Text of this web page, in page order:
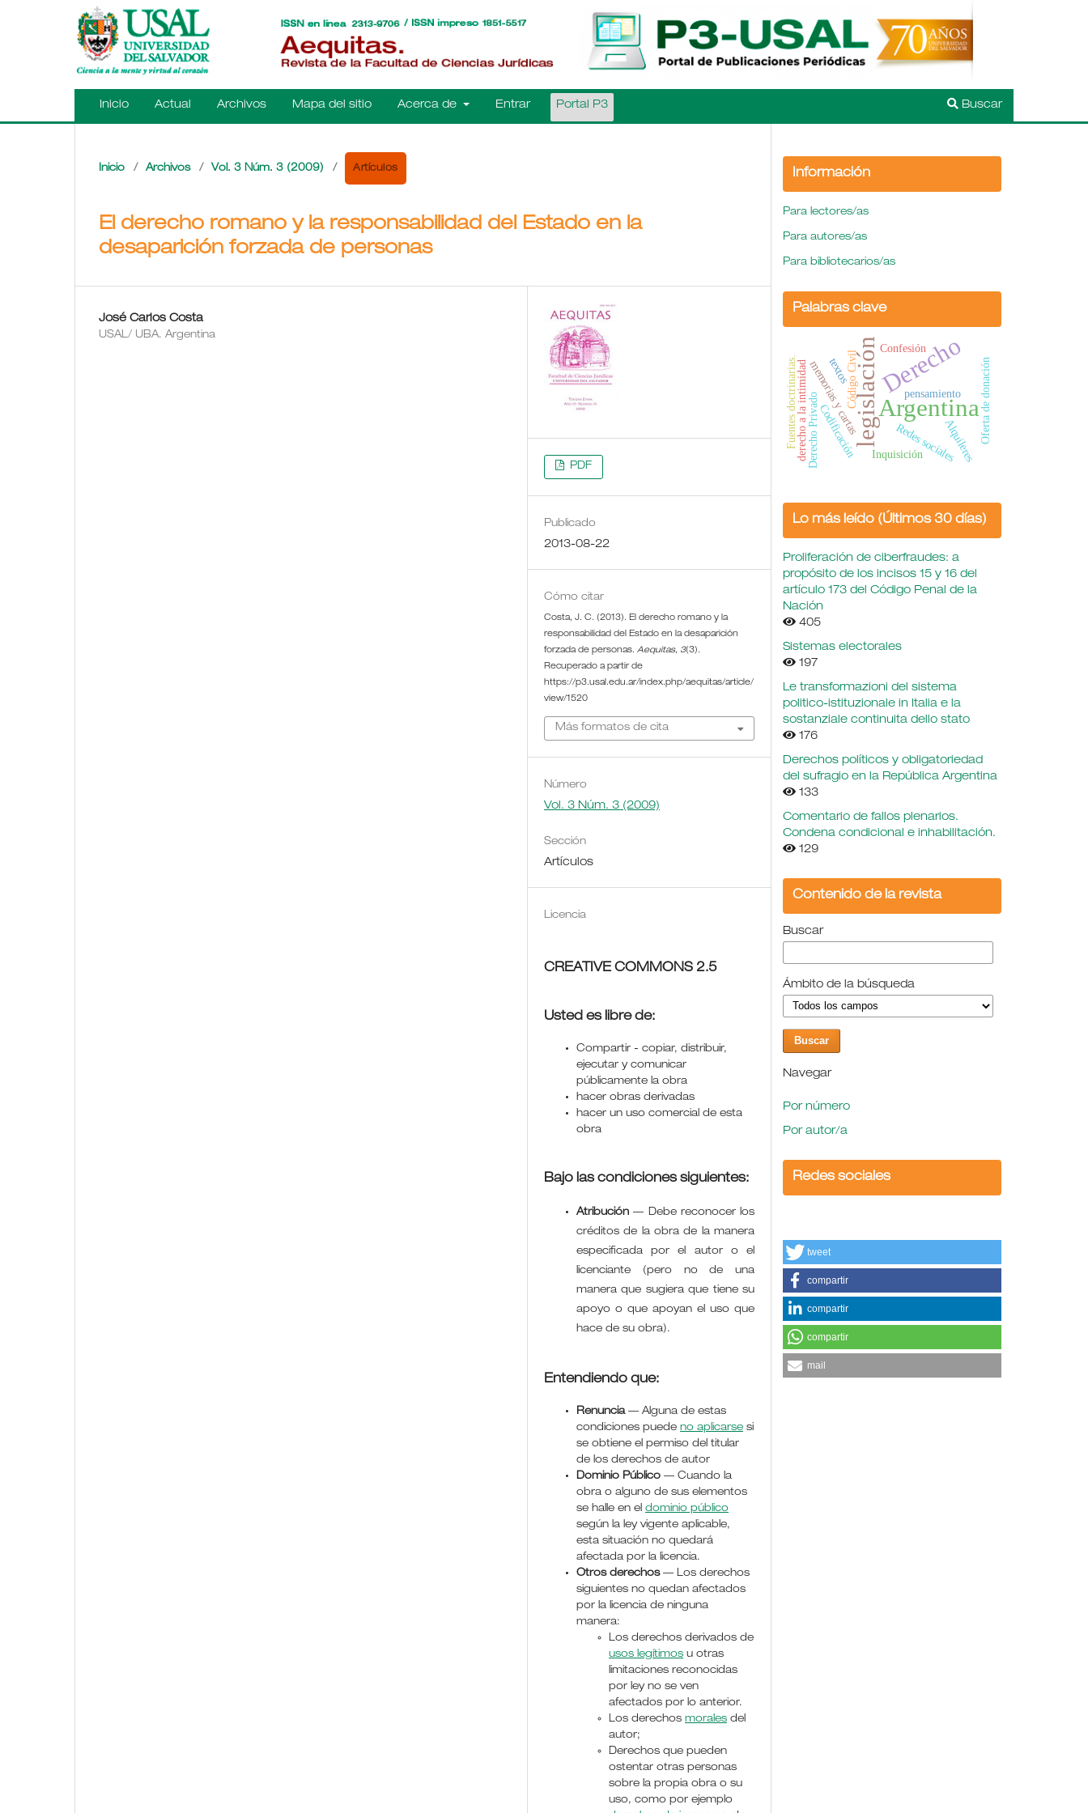
Inicio Actual Archivos Mapa del sitio Acerca de Entrar Portal P3 Buscar
Inicio / Archivos / Vol. 3 Núm. 3 (2009) / Artículos
El derecho romano y la responsabilidad del Estado en la
desaparición forzada de personas
José Carlos Costa
USAL/ UBA. Argentina
PDF
Publicado
2013-08-22
Cómo citar
Costa, J. C. (2013). El derecho romano y la
responsabilidad del Estado en la desaparición
forzada de personas.Aequitas, 3(3).
Recuperado a partir de
https://p3.usal.edu.ar/index.php/aequitas/article/
view/1520
Más formatos de cita
Número
Vol. 3 Núm. 3 (2009)
Sección
Artículos
Licencia
CREATIVE COMMONS 2.5
Usted es libre de:
Compartir - copiar, distribuir,
ejecutar y comunicar
públicamente la obra
hacer obras derivadas
hacer un uso comercial de esta
obra
Bajo las condiciones siguientes:
Atribución — Debe reconocer los
créditos de la obra de la manera
especificada por el autor o el
licenciante (pero no de una
manera que sugiera que tiene su
apoyo o que apoyan el uso que
hace de su obra).
Entendiendo que:
Renuncia— Alguna de estas
condiciones puedeno aplicarse si
se obtiene el permiso del titular
de los derechos de autor
Dominio Público — Cuando la
obra o alguno de sus elementos
se halle en eldominio público
según la ley vigente aplicable,
esta situación no quedará
afectada por la licencia.
Otros derechos— Los derechos
siguientes no quedan afectados
por la licencia de ninguna
manera:
Los derechos derivados de
usos legítimos u otras
limitaciones reconocidas
por ley no se ven
afectados por lo anterior.
Los derechosmorales del
autor;
Derechos que pueden
ostentar otras personas
sobre la propia obra o su
uso, como por ejemplo
Información
Para lectores/as
Para autores/as
Para bibliotecarios/as
Palabras clave
legislaciónArgentina
Derecho
memorias y cartas pensamiento
Redes sociales
derecho a la intimidad Código Civil Oferta de donación
Fuentes doctrinarias.Derecho PrivadoCodificación Alquileres
Confesión
Inquisición
textos
Lo más leído (Últimos 30 días)
Proliferación de ciberfraudes: a
propósito de los incisos 15 y 16 del
artículo 173 del Código Penal de la
Nación
405
Sistemas electorales
197
Le transformazioni del sistema
politico-istituzionale in Italia e la
sostanziale continuita dello stato
176
Derechos políticos y obligatoriedad
del sufragio en la República Argentina
133
Comentario de fallos plenarios.
Condena condicional e inhabilitación.
129
Contenido de la revista
Buscar
Ámbito de la búsqueda
Navegar
Por número
Por autor/a
Redes sociales
tweet
compartir
compartir
compartir
mail